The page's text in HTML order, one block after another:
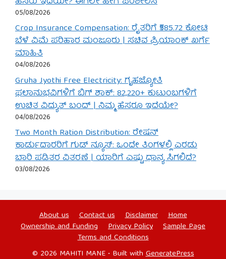
05/08/2026
Crop Insurance Compensation: ರೈತರಿಗೆ ₹585.72 ಕೋಟಿ
ಬೆಳೆ ವಿಮೆ ಪರಿಹಾರ ಮಂಜೂರು | ಸಚಿವ ಪ್ರಿಯಾಂಕ್ ಖರ್ಗೆ
ಮಾಹಿತಿ
04/08/2026
Gruha Jyothi Free Electricity: ಗೃಹಜ್ಯೋತಿ
ಫಲಾನುಭವಿಗಳಿಗೆ ಬಿಗ್ ಶಾಕ್: 82,220+ ಕುಟುಂಬಗಳಿಗೆ
ಉಚಿತ ವಿದ್ಯುತ್ ಬಂದ್ | ನಿಮ್ಮ ಹೆಸರೂ ಇದೆಯೇ?
04/08/2026
Two Month Ration Distribution: ರೇಷನ್
ಕಾರ್ಡುದಾರರಿಗೆ ಗುಡ್ ನ್ಯೂಸ್: ಒಂದೇ ತಿಂಗಳಲ್ಲಿ ಎರಡು
ಬಾರಿ ಪಡಿತರ ವಿತರಣೆ | ಯಾರಿಗೆ ಎಷ್ಟು ಧಾನ್ಯ ಸಿಗಲಿದೆ?
03/08/2026
About us Contact us Disclaimer
Home
Ownership and Funding
Privacy Policy
Sample Page
Terms and Conditions
© 2026 MAHITI MANE• Built withGeneratePress